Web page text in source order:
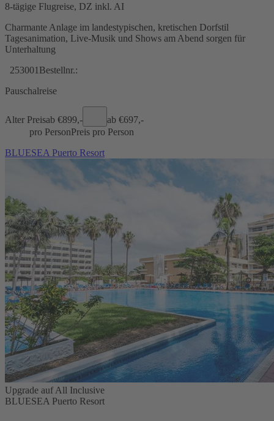
8-tägige Flugreise, DZ inkl. AI
Charmante Anlage im landestypischen, kretischen Dorfstil
Tagesanimation, Live-Musik und Shows am Abend sorgen für
Unterhaltung
253001 Bestellnr.:
Pauschalreise
Alter Preisab €899,- ab €697,-
pro PersonPreis pro Person
BLUESEA Puerto Resort
Upgrade auf All Inclusive
BLUESEA Puerto Resort